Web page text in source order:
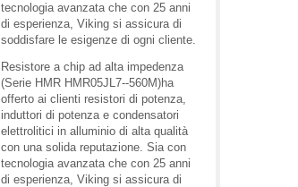
tecnologia avanzata che con 25 anni
di esperienza, Viking si assicura di
soddisfare le esigenze di ogni cliente.
Resistore a chip ad alta impedenza
(Serie HMR HMR05JL7--560M)ha
offerto ai clienti resistori di potenza,
induttori di potenza e condensatori
elettrolitici in alluminio di alta qualità
con una solida reputazione. Sia con
tecnologia avanzata che con 25 anni
di esperienza, Viking si assicura di